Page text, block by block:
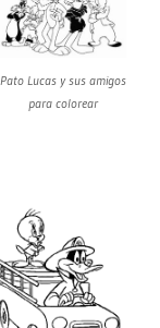
Pato Lucas y sus amigos
para colorear